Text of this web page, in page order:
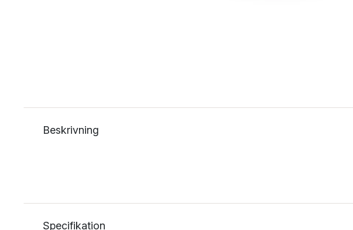
Beskrivning
Specifikation